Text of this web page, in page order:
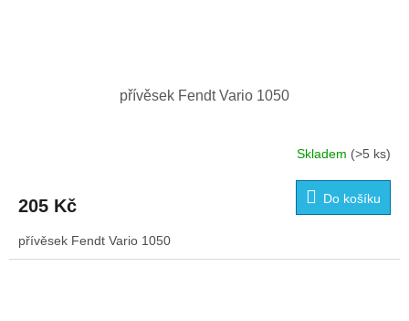
přívěsek Fendt Vario 1050
Skladem (>5 ks)
205 Kč Do košíku
přívěsek Fendt Vario 1050